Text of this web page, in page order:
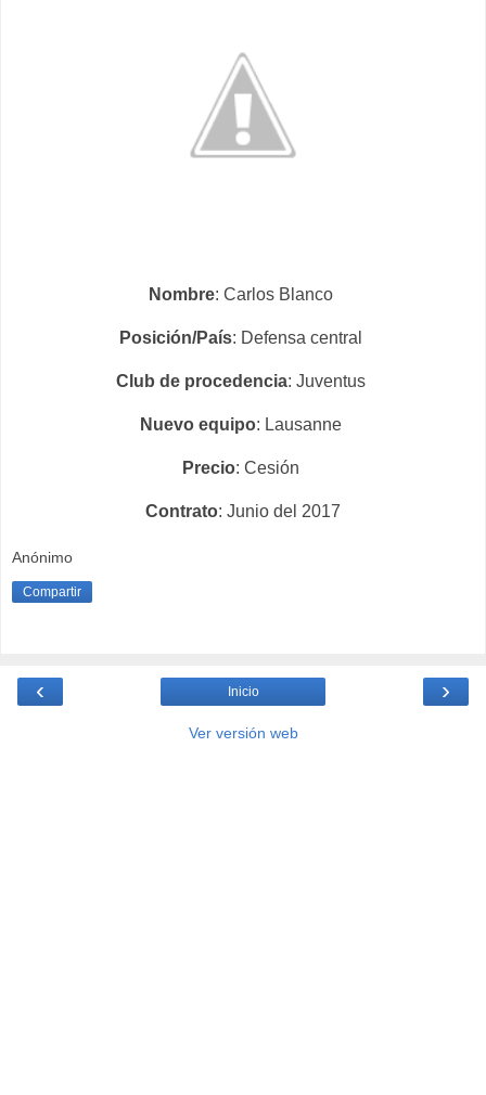
Nombre: Carlos Blanco
Posición/País: Defensa central
Club de procedencia: Juventus
Nuevo equipo: Lausanne
Precio: Cesión
Contrato: Junio del 2017
Anónimo
Compartir
‹ ›
Inicio
Ver versión web